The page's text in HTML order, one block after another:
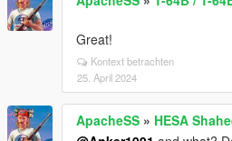
Great!
Kontext betrachten
25. April 2024
ApacheSS » HESA